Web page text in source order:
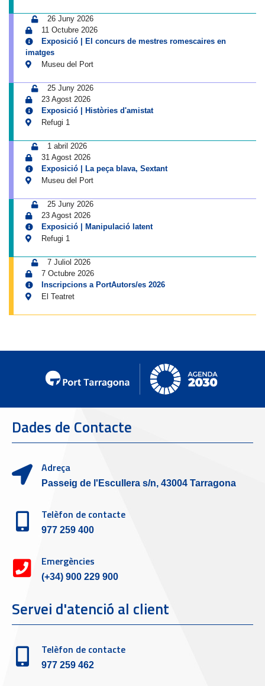
26 Juny 2026
11 Octubre 2026
Exposició | El concurs de mestres romescaires en
imatges
Museu del Port
25 Juny 2026
23 Agost 2026
Exposició | Històries d'amistat
Refugi 1
1 abril 2026
31 Agost 2026
Exposició | La peça blava, Sextant
Museu del Port
25 Juny 2026
23 Agost 2026
Exposició | Manipulació latent
Refugi 1
7 Juliol 2026
7 Octubre 2026
Inscripcions a PortAutors/es 2026
El Teatret
Dades de Contacte
Adreça
Passeig de l'Escullera s/n, 43004 Tarragona
Telèfon de contacte
977 259 400
Emergències
(+34) 900 229 900
Servei d'atenció al client
Telèfon de contacte
977 259 462